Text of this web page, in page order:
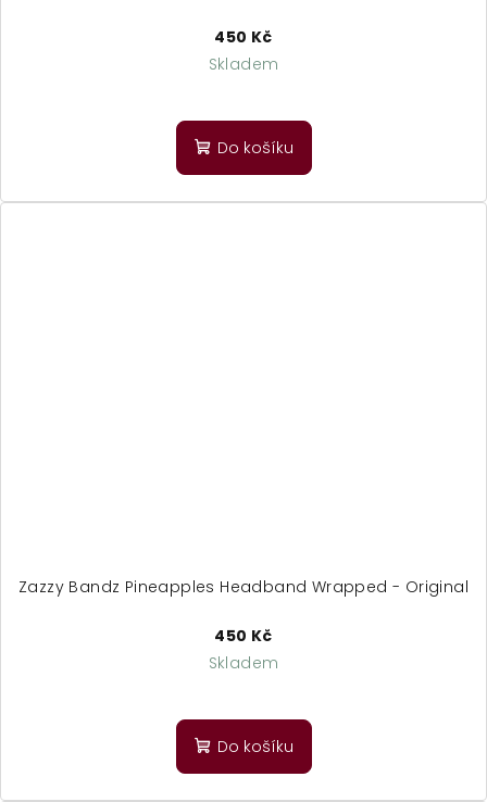
450 Kč
Skladem
Do košíku
Zazzy Bandz Pineapples Headband Wrapped - Original
450 Kč
Skladem
Do košíku